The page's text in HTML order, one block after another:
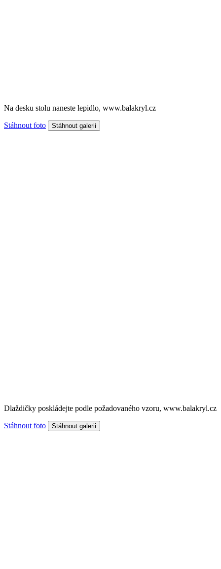
Na desku stolu naneste lepidlo, www.balakryl.cz
Stáhnout foto
Dlaždičky poskládejte podle požadovaného vzoru, www.balakryl.cz
Stáhnout foto